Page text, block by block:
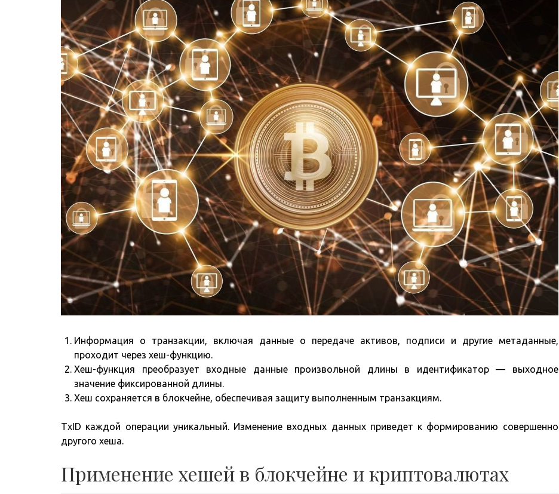
Информация о транзакции, включая данные о передаче активов, подписи и другие метаданные,
проходит через хеш-функцию.
Хеш-функция преобразует входные данные произвольной длины в идентификатор — выходное
значение фиксированной длины.
Хеш сохраняется в блокчейне, обеспечивая защиту выполненным транзакциям.
TxID каждой операции уникальный. Изменение входных данных приведет к формированию совершенно
другого хеша.
Применение хешей в блокчейне и криптовалютах